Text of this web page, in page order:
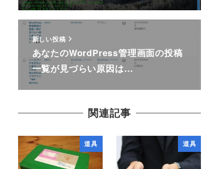
新しい投稿
あなたのWordPress管理画面の投稿
一覧が見づらい原因は…
関連記事
道具 道具